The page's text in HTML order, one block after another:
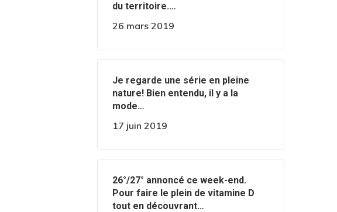
du territoire.…
26 mars 2019
‍️Je regarde une série en pleine
nature! Bien entendu, il y a la
mode…
17 juin 2019
️️26°/27° annoncé ce week-end.
Pour faire le plein de vitamine D
tout en découvrant…